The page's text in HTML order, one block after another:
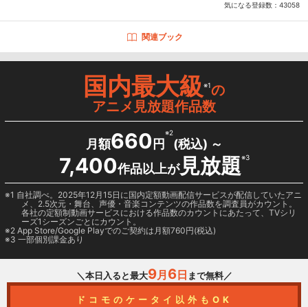
気になる登録数： 43058
関連ブック
国内最大級※1の
アニメ見放題作品数
月額660 円
※2
(税込) ～
7,400作品以上が見放題※3
1 自社調べ。2025年12月15日に国内定額動画配信サービスが配信していたアニ
メ、2.5次元・舞台、声優・音楽コンテンツの作品数を調査員がカウント。
各社の定額制動画サービスにおける作品数のカウントにあたって、TVシリ
ーズ1シーズンごとにカウント。
2 App Store/Google Playでのご契約は月額760円(税込)
3 一部個別課金あり
＼本日入ると最大9月 6日 まで無料／
ドコモのケータイ以外もOK